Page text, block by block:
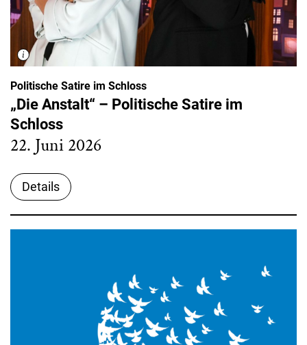
Politische Satire im Schloss
„Die Anstalt“ – Politische Satire im
Schloss
22. Juni 2026
Details